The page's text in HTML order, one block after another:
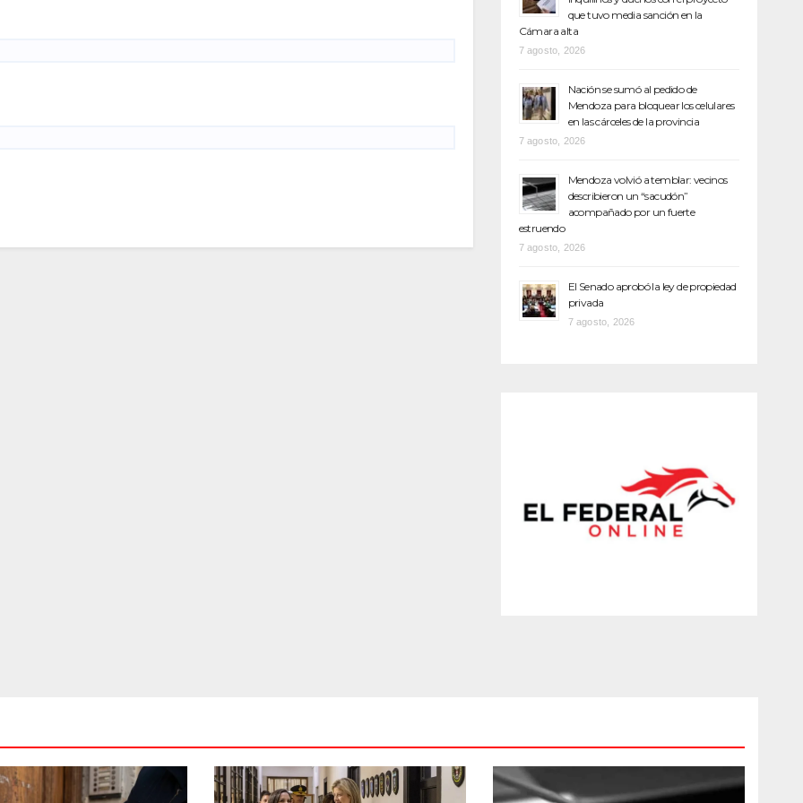
que tuvo media sanción en la
Cámara alta
7 agosto, 2026
Nación se sumó al pedido de
Mendoza para bloquear los celulares
en las cárceles de la provincia
7 agosto, 2026
Mendoza volvió a temblar: vecinos
describieron un “sacudón”
acompañado por un fuerte
estruendo
7 agosto, 2026
El Senado aprobó la ley de propiedad
privada
7 agosto, 2026